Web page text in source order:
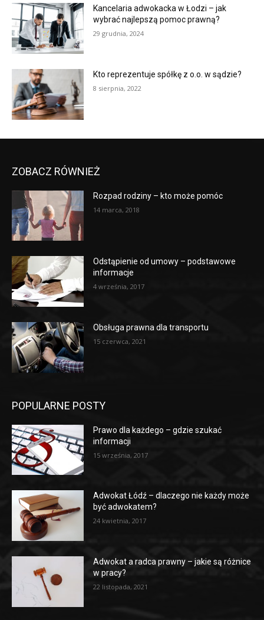
Kancelaria adwokacka w Łodzi – jak
wybrać najlepszą pomoc prawną?
29 grudnia, 2024
Kto reprezentuje spółkę z o.o. w sądzie?
8 sierpnia, 2022
ZOBACZ RÓWNIEŻ
Rozpad rodziny – kto może pomóc
14 marca, 2018
Odstąpienie od umowy – podstawowe
informacje
4 września, 2017
Obsługa prawna dla transportu
15 czerwca, 2021
POPULARNE POSTY
Prawo dla każdego – gdzie szukać
informacji
15 września, 2017
Adwokat Łódź – dlaczego nie każdy może
być adwokatem?
24 kwietnia, 2017
Adwokat a radca prawny – jakie są różnice
w pracy?
22 listopada, 2021